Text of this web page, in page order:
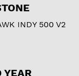
INDY 500 V2
YEAR